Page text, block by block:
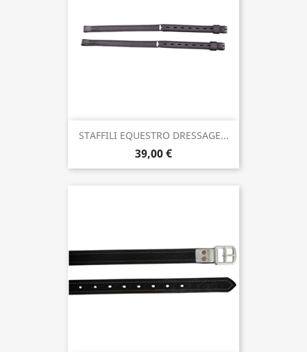
STAFFILI EQUESTRO DRESSAGE...
39,00 €